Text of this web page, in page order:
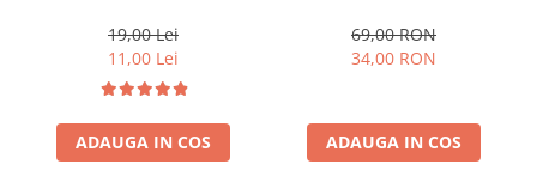
19,00 Lei
11,00 Lei
ADAUGA IN COS
69,00 RON
34,00 RON
ADAUGA IN COS